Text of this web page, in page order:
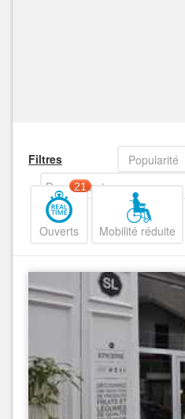
Filtres
Popularité
Decroissant
Ouverts
21
Mobilité réduite